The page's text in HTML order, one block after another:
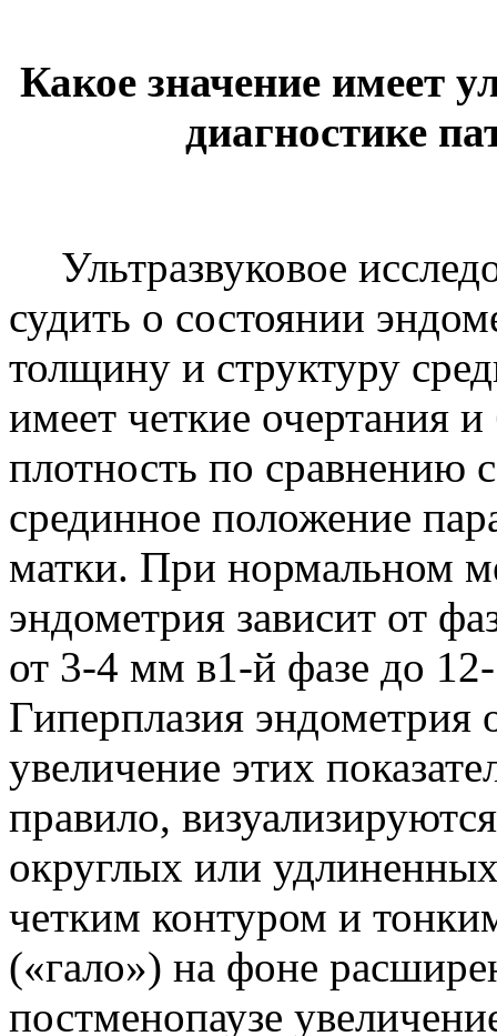
Какое значение имеет
диагностике
Ультразвуковое
судить о состоянии
толщину и структуру
имеет четкие очертания
плотность по сравнению
срединное положение
матки. При нормальном
эндометрия зависит от
от 3-4 мм в1-й фазе до
Гиперплазия эндометрия
увеличение этих
правило,
округлых или
четким контуром и
(«гало») на фоне
постменопаузе